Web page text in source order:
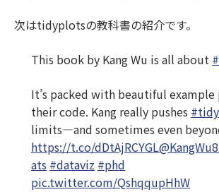
次はtidyplotsの教科書の紹介です。
This book by Kang Wu is all about
It’s packed with beautiful example
their code. Kang really pushes
limits—and sometimes even
https://t.co/dDtAjRCYGL
ats #dataviz #phd
pic.twitter.com/QshqqupHhW